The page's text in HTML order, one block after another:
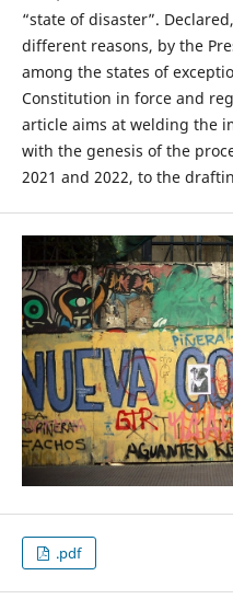
“state of disaster”.
different reasons, by the
among the states of
Constitution in force and
article aims at welding the
with the genesis of the
2021 and 2022, to the
.pdf